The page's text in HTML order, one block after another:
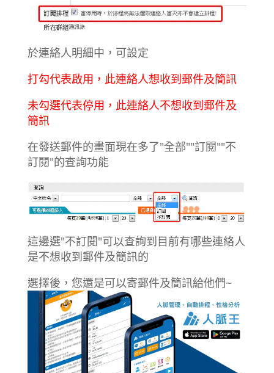
於連絡人明細中，可設定
打勾代表啟用，此連絡人想收到郵件及簡訊
未勾選代表停用，此連絡人不想收到郵件及
簡訊
在發送郵件的畫面現在多了"全部""訂閱""不
訂閱"的查詢功能
這邊選"不訂閱"可以查詢到目前有哪些連絡人
是不想收到郵件及簡訊的
選擇後，您還是可以寄郵件及簡訊給他們~